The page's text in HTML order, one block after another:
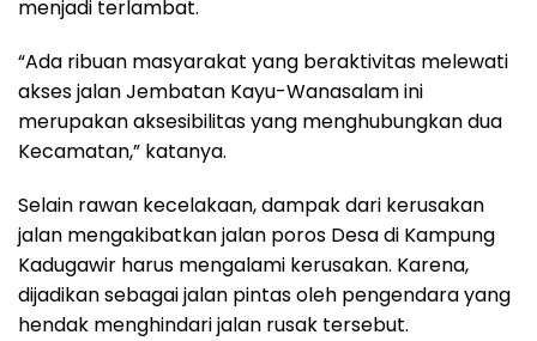
menjadi terlambat.
“Ada ribuan masyarakat yang beraktivitas melewati
akses jalan Jembatan Kayu-Wanasalam ini
merupakan aksesibilitas yang menghubungkan dua
Kecamatan,” katanya.
Selain rawan kecelakaan, dampak dari kerusakan
jalan mengakibatkan jalan poros Desa di Kampung
Kadugawir harus mengalami kerusakan. Karena,
dijadikan sebagai jalan pintas oleh pengendara yang
hendak menghindari jalan rusak tersebut.